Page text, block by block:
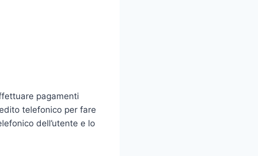
pagamenti
telefonico per fare
dell’utente e lo